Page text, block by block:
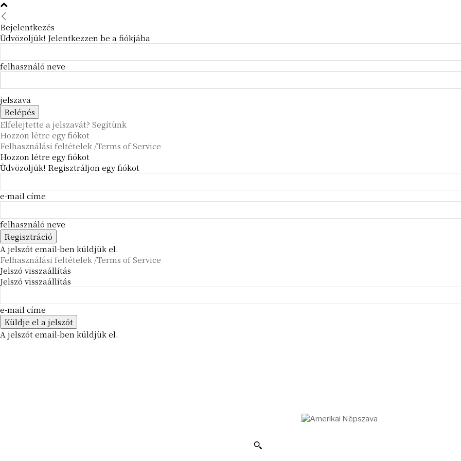
Bejelentkezés
Üdvözöljük! Jelentkezzen be a fiókjába
felhasználó neve
jelszava
Elfelejtette a jelszavát? Segítünk
Hozzon létre egy fiókot
Felhasználási feltételek /Terms of Service
Hozzon létre egy fiókot
Üdvözöljük! Regisztráljon egy fiókot
e-mail címe
felhasználó neve
A jelszót email-ben küldjük el.
Felhasználási feltételek /Terms of Service
Jelszó visszaállítás
Jelszó visszaállítás
e-mail címe
A jelszót email-ben küldjük el.